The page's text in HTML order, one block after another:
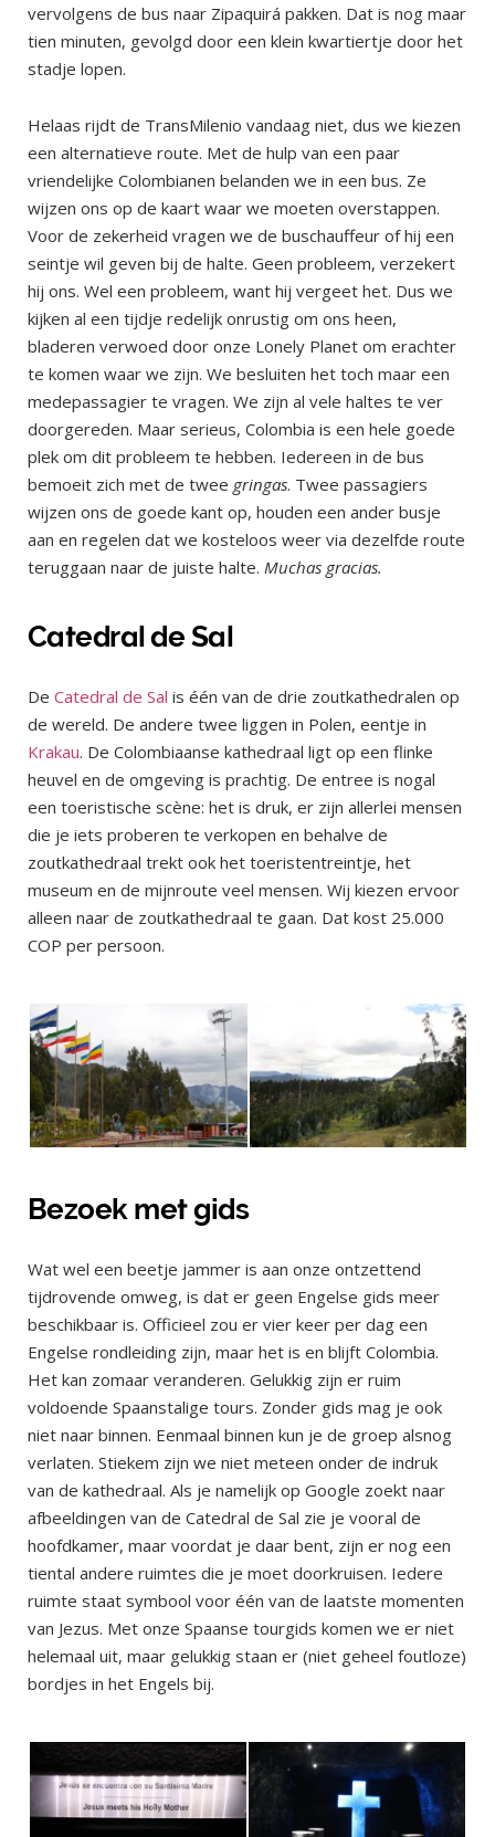
vervolgens de bus naar Zipaquirá pakken. Dat is nog maar
tien minuten, gevolgd door een klein kwartiertje door het
stadje lopen.
Helaas rijdt de TransMilenio vandaag niet, dus we kiezen
een alternatieve route. Met de hulp van een paar
vriendelijke Colombianen belanden we in een bus. Ze
wijzen ons op de kaart waar we moeten overstappen.
Voor de zekerheid vragen we de buschauffeur of hij een
seintje wil geven bij de halte. Geen probleem, verzekert
hij ons. Wel een probleem, want hij vergeet het. Dus we
kijken al een tijdje redelijk onrustig om ons heen,
bladeren verwoed door onze Lonely Planet om erachter
te komen waar we zijn. We besluiten het toch maar een
medepassagier te vragen. We zijn al vele haltes te ver
doorgereden. Maar serieus, Colombia is een hele goede
plek om dit probleem te hebben. Iedereen in de bus
bemoeit zich met de twee gringas. Twee passagiers
wijzen ons de goede kant op, houden een ander busje
aan en regelen dat we kosteloos weer via dezelfde route
teruggaan naar de juiste halte. Muchas gracias.
Catedral de Sal
De Catedral de Sal is één van de drie zoutkathedralen op
de wereld. De andere twee liggen in Polen, eentje in
Krakau. De Colombiaanse kathedraal ligt op een flinke
heuvel en de omgeving is prachtig. De entree is nogal
een toeristische scène: het is druk, er zijn allerlei mensen
die je iets proberen te verkopen en behalve de
zoutkathedraal trekt ook het toeristentreintje, het
museum en de mijnroute veel mensen. Wij kiezen ervoor
alleen naar de zoutkathedraal te gaan. Dat kost 25.000
COP per persoon.
Bezoek met gids
Wat wel een beetje jammer is aan onze ontzettend
tijdrovende omweg, is dat er geen Engelse gids meer
beschikbaar is. Officieel zou er vier keer per dag een
Engelse rondleiding zijn, maar het is en blijft Colombia.
Het kan zomaar veranderen. Gelukkig zijn er ruim
voldoende Spaanstalige tours. Zonder gids mag je ook
niet naar binnen. Eenmaal binnen kun je de groep alsnog
verlaten. Stiekem zijn we niet meteen onder de indruk
van de kathedraal. Als je namelijk op Google zoekt naar
afbeeldingen van de Catedral de Sal zie je vooral de
hoofdkamer, maar voordat je daar bent, zijn er nog een
tiental andere ruimtes die je moet doorkruisen. Iedere
ruimte staat symbool voor één van de laatste momenten
van Jezus. Met onze Spaanse tourgids komen we er niet
helemaal uit, maar gelukkig staan er (niet geheel foutloze)
bordjes in het Engels bij.